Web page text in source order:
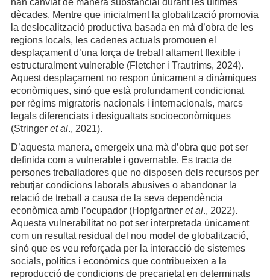
han canviat de manera substancial durant les últimes
dècades. Mentre que inicialment la globalització promovia
la deslocalització productiva basada en mà d’obra de les
regions locals, les cadenes actuals promouen el
desplaçament d’una força de treball altament flexible i
estructuralment vulnerable (Fletcher i Trautrims, 2024).
Aquest desplaçament no respon únicament a dinàmiques
econòmiques, sinó que està profundament condicionat
per règims migratoris nacionals i internacionals, marcs
legals diferenciats i desigualtats socioeconòmiques
(Stringer et al., 2021).
D’aquesta manera, emergeix una mà d’obra que pot ser
definida com a vulnerable i governable. Es tracta de
persones treballadores que no disposen dels recursos per
rebutjar condicions laborals abusives o abandonar la
relació de treball a causa de la seva dependència
econòmica amb l’ocupador (Hopfgartner et al., 2022).
Aquesta vulnerabilitat no pot ser interpretada únicament
com un resultat residual del nou model de globalització,
sinó que es veu reforçada per la interacció de sistemes
socials, polítics i econòmics que contribueixen a la
reproducció de condicions de precarietat en determinats